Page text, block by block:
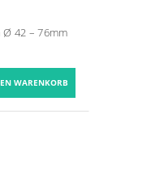
42 – 76mm